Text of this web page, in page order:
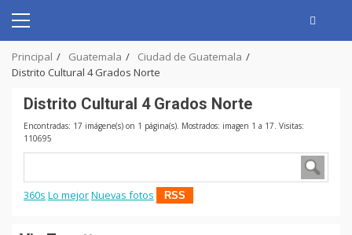
content
Primary
Principal Guatemala
Ciudad de Guatemala
Distrito Cultural 4 Grados Norte
Distrito Cultural 4 Grados Norte
Encontradas: 17 imágene(s) on 1 página(s). Mostrados: imagen 1 a 17. Visitas:
110695
360s Lo mejorNuevas fotos RSS